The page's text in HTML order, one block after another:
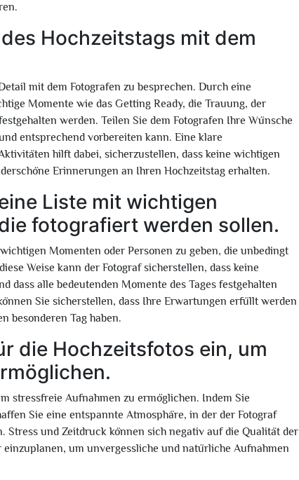
Hochzeitstags mit dem
mit dem Fotografen zu besprechen. Durch eine
Momente wie das Getting Ready, die Trauung, der
werden. Teilen Sie dem Fotografen Ihre Wünsche
entsprechend vorbereiten kann. Eine klare
hilft dabei, sicherzustellen, dass keine wichtigen
Erinnerungen an Ihren Hochzeitstag erhalten.
Liste mit wichtigen
fotografiert werden sollen.
Momenten oder Personen zu geben, die unbedingt
Weise kann der Fotograf sicherstellen, dass keine
dass alle bedeutenden Momente des Tages festgehalten
Sie sicherstellen, dass Ihre Erwartungen erfüllt werden
besonderen Tag haben.
die Hochzeitsfotos ein, um
stressfreie Aufnahmen zu ermöglichen. Indem Sie
Sie eine entspannte Atmosphäre, in der der Fotograf
und Zeitdruck können sich negativ auf die Qualität der
um unvergessliche und natürliche Aufnahmen